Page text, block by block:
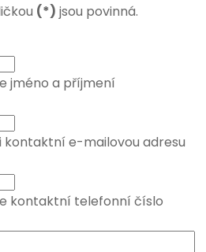
(*) jsou povinná.
jméno a příjmení
kontaktní e-mailovou adresu
kontaktní telefonní číslo